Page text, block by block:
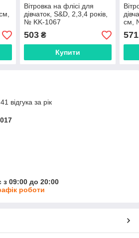
Вітровка на флісі для
дівчаток, S&D, 2,3,4 років,
№ KK-1067
503₴
Купити
см,
571
відгука за рік
з 09:00 до 20:00
роботи